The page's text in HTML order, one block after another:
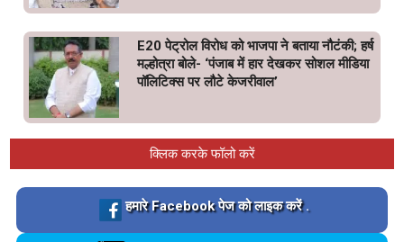
E20 पेट्रोल विरोध को भाजपा ने बताया नौटंकी; हर्ष
मल्होत्रा बोले- ‘पंजाब में हार देखकर सोशल मीडिया
पॉलिटिक्स पर लौटे केजरीवाल’
क्लिक करके फॉलो करें
Loading…
हमारे Facebook पेज को लाइक करें .